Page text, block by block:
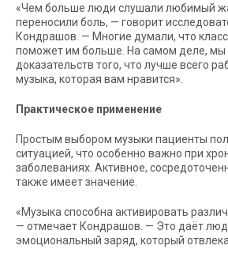
«Чем больше люди слушали любимый
переносили боль, — говорит
Кондрашов. — Многие думали, что
поможет им больше. На самом деле, мы
доказательств того, что лучше всего
музыка, которая вам нравится».
Практическое применение
Простым выбором музыки пациенты
ситуацией, что особенно важно при
заболеваниях. Активное,
также имеет значение.
«Музыка способна активировать
— отмечает Кондрашов. — Это даёт
эмоциональный заряд, который